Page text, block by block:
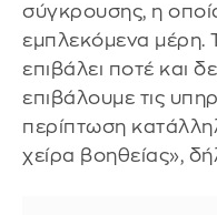
σύγκρουσης, η
εμπλεκόμενα μέρη.
επιβάλει ποτέ και
επιβάλουμε τις
περίπτωση
χείρα βοηθείας»,